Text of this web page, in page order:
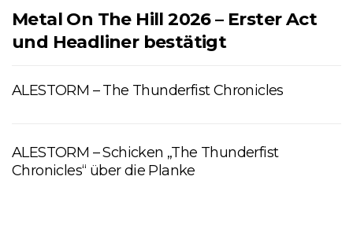
Metal On The Hill 2026 – Erster Act
und Headliner bestätigt
ALESTORM – The Thunderfist Chronicles
ALESTORM – Schicken „The Thunderfist
Chronicles“ über die Planke